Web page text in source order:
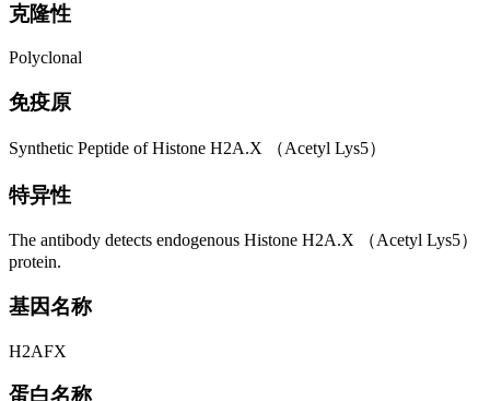
克隆性
Polyclonal
免疫原
Synthetic Peptide of Histone H2A.X （Acetyl Lys5）
特异性
The antibody detects endogenous Histone H2A.X （Acetyl Lys5）
protein.
基因名称
H2AFX
蛋白名称